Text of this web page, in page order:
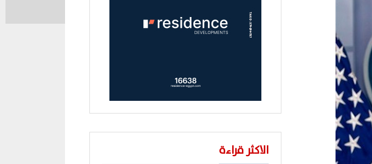
الاكثر قراءة